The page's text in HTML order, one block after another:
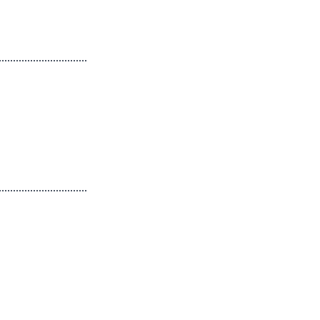
būti
išlaidassiuntos
sõltub Teie
ja